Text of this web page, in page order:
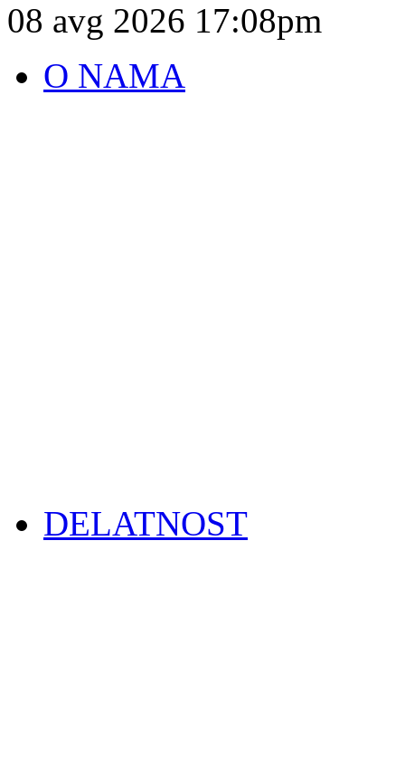
08 avg 2026 17:08pm
O NAMA
DELATNOST